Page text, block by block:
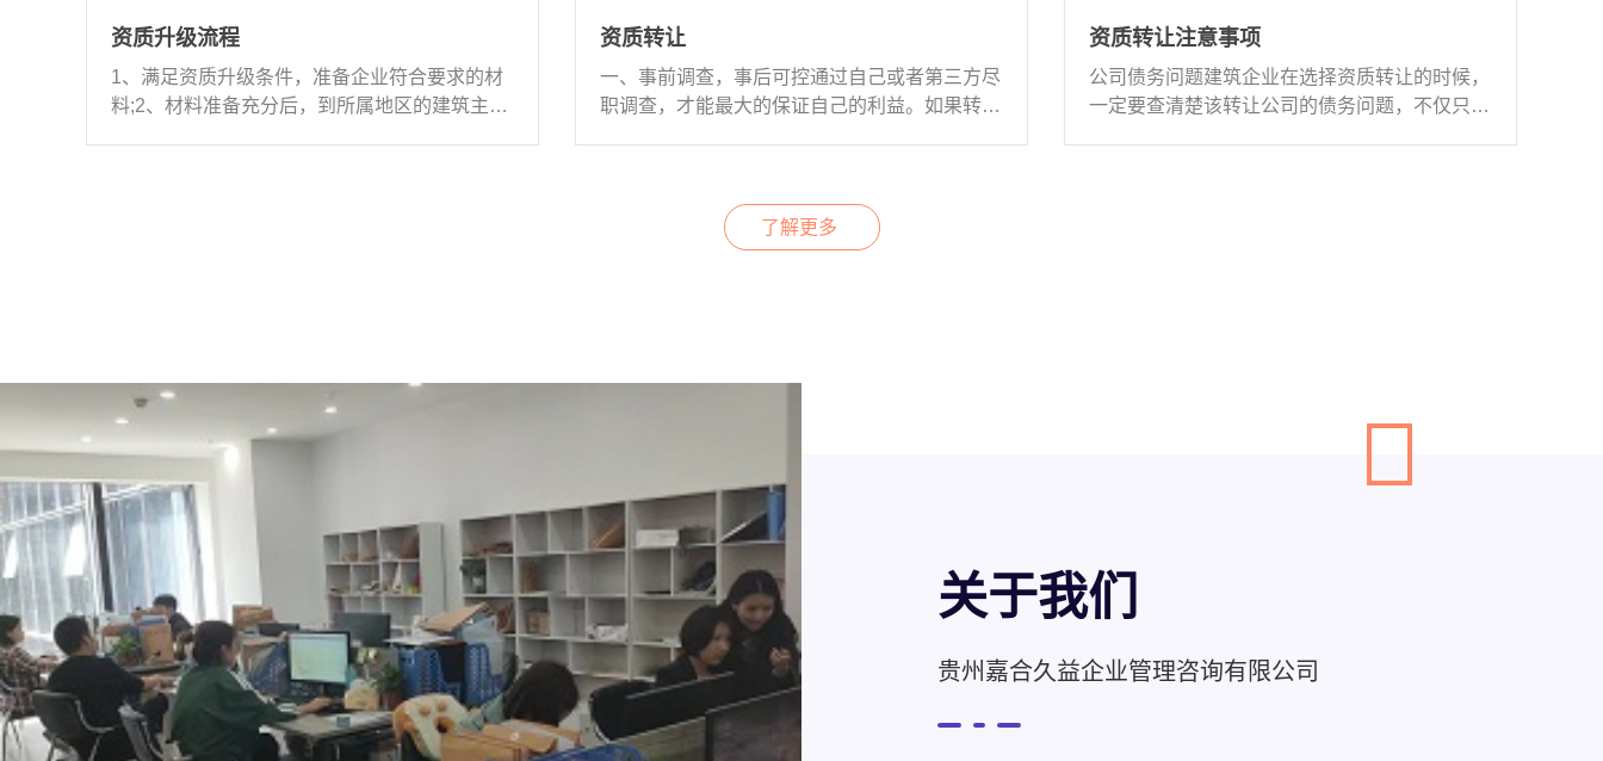
资质升级流程
1、满足资质升级条件，准备企业符合要求的材
料;2、材料准备充分后，到所属地区的建筑主管
资质转让
一、事前调查，事后可控通过自己或者第三方尽
职调查，才能最大的保证自己的利益。如果转让
资质转让注意事项
公司债务问题建筑企业在选择资质转让的时候，
一定要查清楚该转让公司的债务问题，不仅只是
了解更多
关于我们
贵州嘉合久益企业管理咨询有限公司